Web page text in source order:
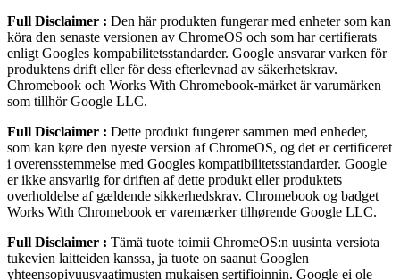
Full Disclaimer : Den här produkten fungerar med enheter som kan
köra den senaste versionen av ChromeOS och som har certifierats
enligt Googles kompabilitetsstandarder. Google ansvarar varken för
produktens drift eller för dess efterlevnad av säkerhetskrav.
Chromebook och Works With Chromebook-märket är varumärken
som tillhör Google LLC.
Full Disclaimer : Dette produkt fungerer sammen med enheder,
som kan køre den nyeste version af ChromeOS, og det er certificeret
i overensstemmelse med Googles kompatibilitetsstandarder. Google
er ikke ansvarlig for driften af dette produkt eller produktets
overholdelse af gældende sikkerhedskrav. Chromebook og badget
Works With Chromebook er varemærker tilhørende Google LLC.
Full Disclaimer : Tämä tuote toimii ChromeOS:n uusinta versiota
tukevien laitteiden kanssa, ja tuote on saanut Googlen
yhteensopivuusvaatimusten mukaisen sertifioinnin. Google ei ole